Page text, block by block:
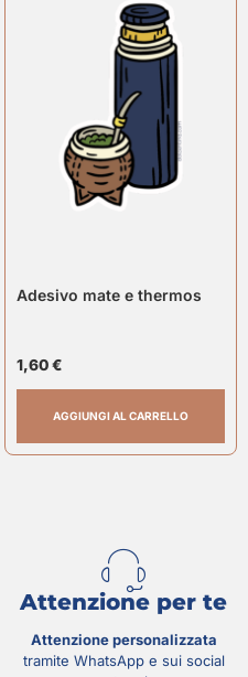
Adesivo mate e thermos
1,60€
AGGIUNGI AL CARRELLO
Attenzione per te
Attenzione personalizzata
tramite WhatsApp e sui social